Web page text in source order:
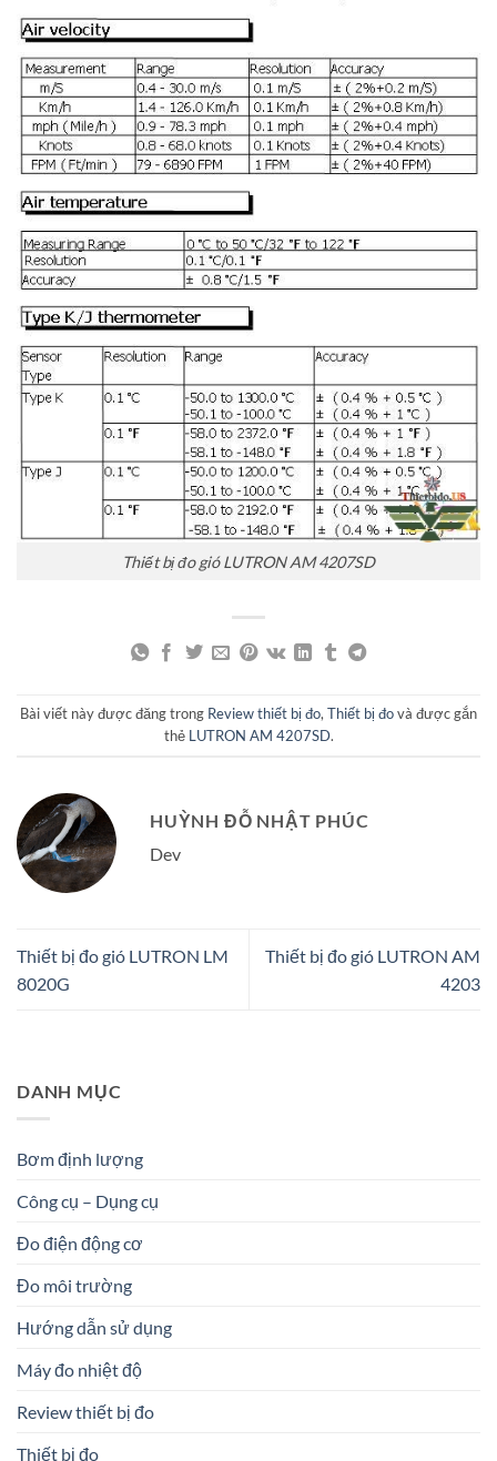
Thiết bị đo gió LUTRON AM 4207SD
Bài viết này được đăng trong Review thiết bị đo,Thiết bị đovà được gắn
thẻ LUTRON AM 4207SD.
HUỲNH ĐỖ NHẬT PHÚC
Dev
Thiết bị đo gió LUTRON LM
8020G
Thiết bị đo gió LUTRON AM
4203
DANH MỤC
Bơm định lượng
Công cụ – Dụng cụ
Đo điện động cơ
Đo môi trường
Hướng dẫn sử dụng
Máy đo nhiệt độ
Review thiết bị đo
Thiết bị đo